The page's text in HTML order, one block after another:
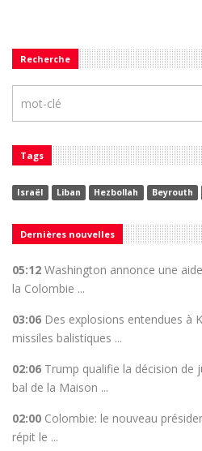
Recherche
Tags
Israël Liban Hezbollah Beyrouth
Dernières nouvelles
05:12 Washington annonce une
la Colombie ...
03:06 Des explosions entendues à
missiles balistiques ...
02:06 Trump qualifie la décision de
bal de la Maison ...
02:00 Colombie: le nouveau
répit le ...